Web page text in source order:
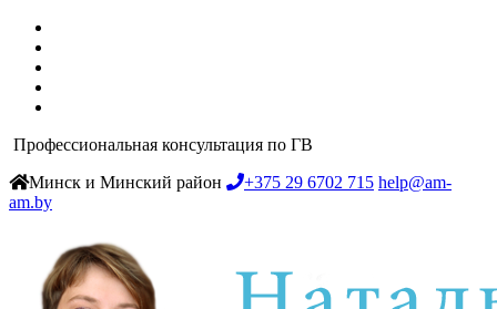
Профессиональная консультация по ГВ
Минск и Минский район
+375 29 6702 715 help@am-
am.by